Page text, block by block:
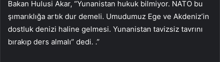
Bakan Hulusi Akar, “Yunanistan hukuk bilmiyor. NATO bu
şımarıklığa artık dur demeli. Umudumuz Ege ve Akdeniz’in
dostluk denizi haline gelmesi. Yunanistan tavizsiz tavrını
bırakıp ders almalı” dedi. .”